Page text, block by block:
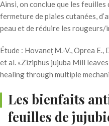
Ainsi, on conclue que les
fermeture de plaies cutanées,
peau et de réduire les rougeurs/
Étude : Hovaneţ M.-V., Oprea E.,
et al. «Ziziphus jujuba Mill
healing through multiple
Les bienfaits
feuilles de